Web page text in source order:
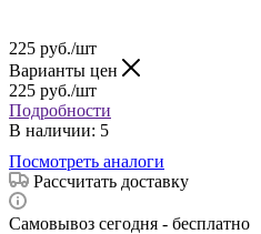
225 руб./шт
Варианты цен
225 руб./шт
Подробности
В наличии: 5
Посмотреть аналоги
Рассчитать доставку
Самовывоз сегодня - бесплатно